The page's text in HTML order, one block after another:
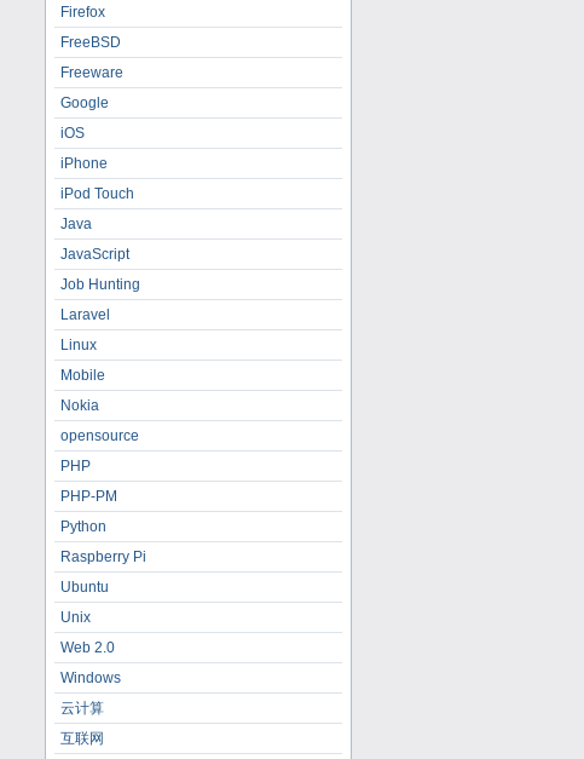
Firefox
FreeBSD
Freeware
Google
iOS
iPhone
iPod Touch
Java
JavaScript
Job Hunting
Laravel
Linux
Mobile
Nokia
opensource
PHP
PHP-PM
Python
Raspberry Pi
Ubuntu
Unix
Web 2.0
Windows
云计算
互联网